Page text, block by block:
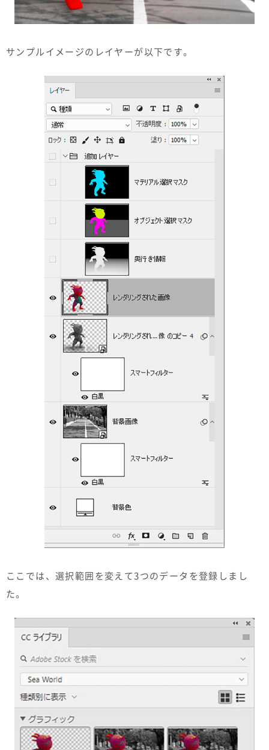
サンプルイメージのレイヤーが以下です。
ここでは、選択範囲を変えて3つのデータを登録しまし
た。